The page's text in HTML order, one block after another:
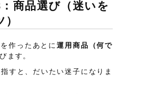
商品選び（迷いを
作ったあとに運用商品（何で
ます。
すと、だいたい迷子になりま